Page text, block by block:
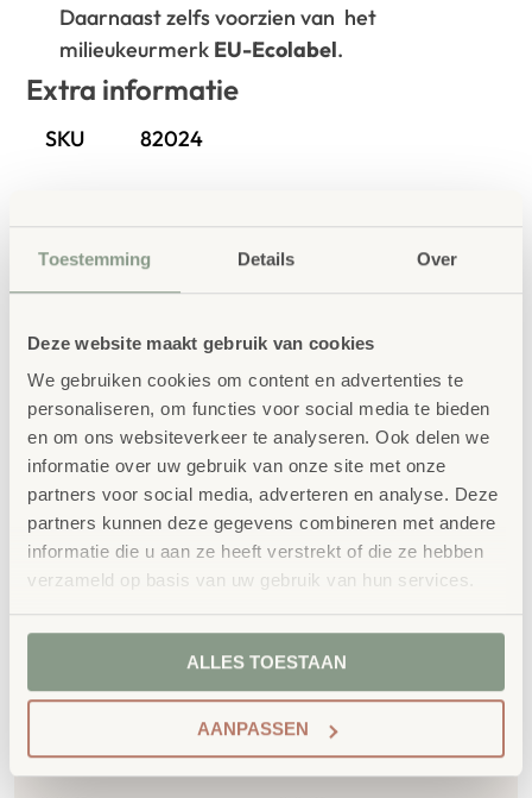
Toestemming Details Over
Deze website maakt gebruik van cookies
We gebruiken cookies om content en advertenties te
personaliseren, om functies voor social media te bieden
en om ons websiteverkeer te analyseren. Ook delen we
informatie over uw gebruik van onze site met onze
partners voor social media, adverteren en analyse. Deze
partners kunnen deze gegevens combineren met andere
informatie die u aan ze heeft verstrekt of die ze hebben
verzameld op basis van uw gebruik van hun services.
ALLES TOESTAAN
AANPASSEN
Daarnaast zelfs voorzien van het
milieukeurmerk EU-Ecolabel.
Extra informatie
SKU 82024
Gerelateerde
producten
Softbal Violet ∅ 21 cm Softbal Wit ∅ 21 cm
€20,01